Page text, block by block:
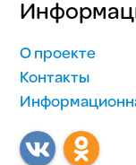
О проекте
Контакты